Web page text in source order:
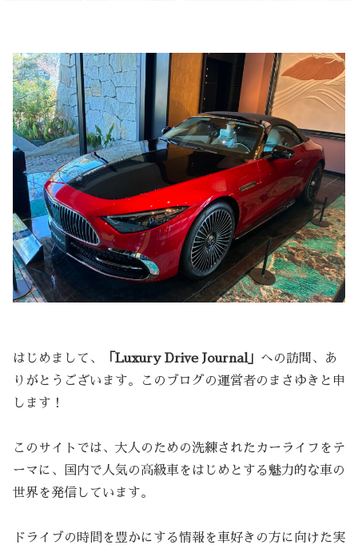
はじめまして、 「Luxury Drive Journal」 への訪問、あ
りがとうございます。このブログの運営者のまさゆきと申
します！
このサイトでは、大人のための洗練されたカーライフをテ
ーマに、国内で人気の高級車をはじめとする魅力的な車の
世界を発信しています。
ドライブの時間を豊かにする情報を車好きの方に向けた実